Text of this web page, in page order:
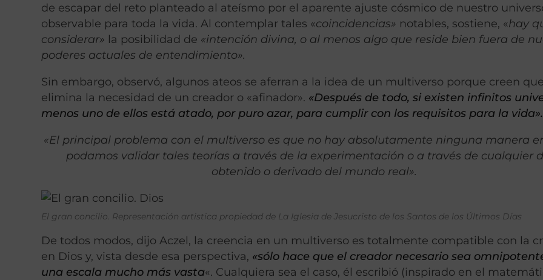
de escapar del reto planteado al ateísmo por el aparente ajuste cósmico de nuestro
observable para toda la vida. Al contemplar tales «coincidencias» notables, sostiene, «hay
considerar» la posibilidad de «intención divina, o al menos algo que reside bien fuera de
poderes actuales de entendimiento».
Sin embargo, observó, algunos ateos se aferran a la idea de un multiverso porque creen que
elimina la necesidad de un creador o «afinador». «Después de todo, si existen infinitos
menos uno de ellos está atado, por puro azar, para cumplir con los requisitos para la vida».
«El principal problema con el multiverso es que no hay absolutamente ninguna manera
podamos validar tales teorías a través de la experimentación o a través de cualquier
obtenido o derivado del mundo real».
El gran concilio. Representación artistica propiedad de La Iglesia de Jesucristo de los Santos de los Últimos Días
De todos modos, dijo Aczel, la creencia en un multiverso es totalmente compatible con la
en Dios y, vista desde esa perspectiva, «sólo hace que el creador necesario sea
una escala mucho más vasta«. Cualquiera sea el caso, él escribió (inspirado en el